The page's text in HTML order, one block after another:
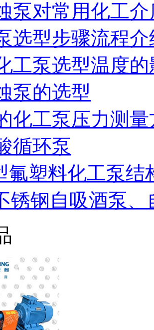
泵对常用化工
选型步骤流程介
工泵选型温度的
泵的选型
化工泵压力测量
循环泵
氟塑料化工泵结
锈钢自吸酒泵